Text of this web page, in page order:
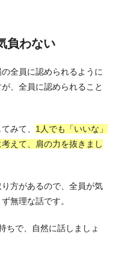
負わない
全員に認められるように
、全員に認められること
みて、 1人でも「いいな」
えて、肩の力を抜きまし
方があるので、全員が気
無理な話です。
ちで、自然に話しましょ